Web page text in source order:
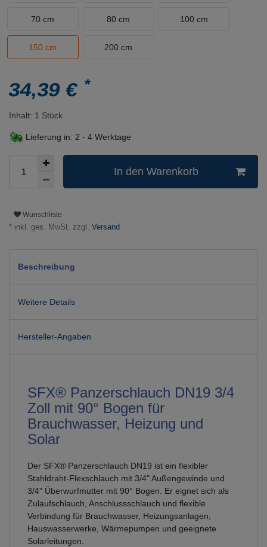
70 cm 80 cm 100 cm
150 cm 200 cm
34,39 €*
Inhalt: 1 Stück
Lieferung in: 2 - 4 Werktage
In den Warenkorb
Wunschliste
* inkl. ges. MwSt. zzgl. Versand
Beschreibung
Weitere Details
Hersteller-Angaben
SFX® Panzerschlauch DN19 3/4
Zoll mit 90° Bogen für
Brauchwasser, Heizung und
Solar
Der SFX® Panzerschlauch DN19 ist ein flexibler
Stahldraht-Flexschlauch mit 3/4" Außengewinde und
3/4" Überwurfmutter mit 90° Bogen. Er eignet sich als
Zulaufschlauch, Anschlussschlauch und flexible
Verbindung für Brauchwasser, Heizungsanlagen,
Hauswasserwerke, Wärmepumpen und geeignete
Solarleitungen.